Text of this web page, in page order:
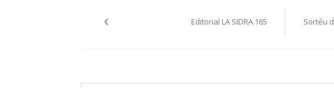
pelos
Editorial LA SIDRA 165 Sortéu